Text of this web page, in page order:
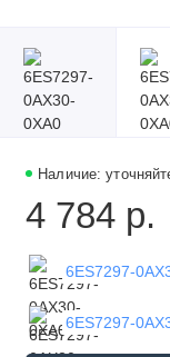
Наличие:
4 784 р.
6ES7297-
6ES7297-